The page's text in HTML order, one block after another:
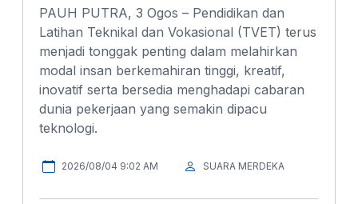
PAUH PUTRA, 3 Ogos – Pendidikan dan
Latihan Teknikal dan Vokasional (TVET) terus
menjadi tonggak penting dalam melahirkan
modal insan berkemahiran tinggi, kreatif,
inovatif serta bersedia menghadapi cabaran
dunia pekerjaan yang semakin dipacu
teknologi.
2026/08/04 9:02 AM SUARA MERDEKA